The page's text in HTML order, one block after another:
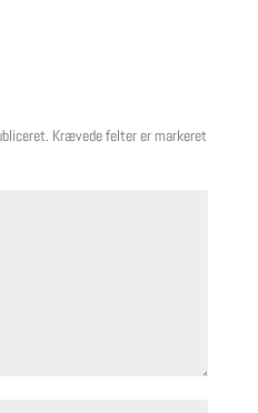
Krævede felter er markeret